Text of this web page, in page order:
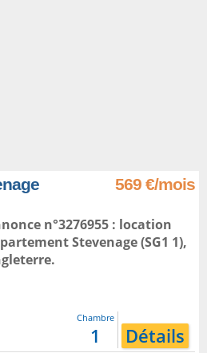
569 €/mois
n°3276955 : location
Stevenage(SG1 1),
.
Chambre
1 Détails